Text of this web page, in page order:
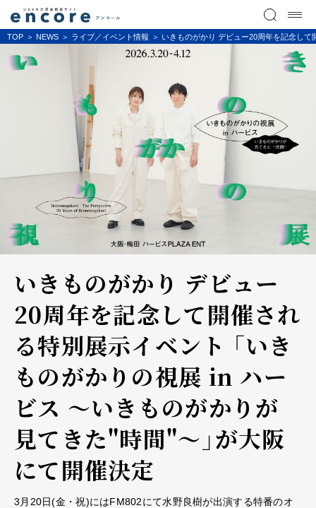
TOP NEWS ライブ／イベント情報 いきものがかり デビュー20周年を記念し
いきものがかり デビュー
20周年を記念して開催され
る特別展示イベント 「いき
ものがかりの視展 in ハー
ビス ～いきものがかりが
見てきた"時間"～」が大阪
にて開催決定
3月20日(金・祝)にはFM802にて水野良樹が出演する特番のオ